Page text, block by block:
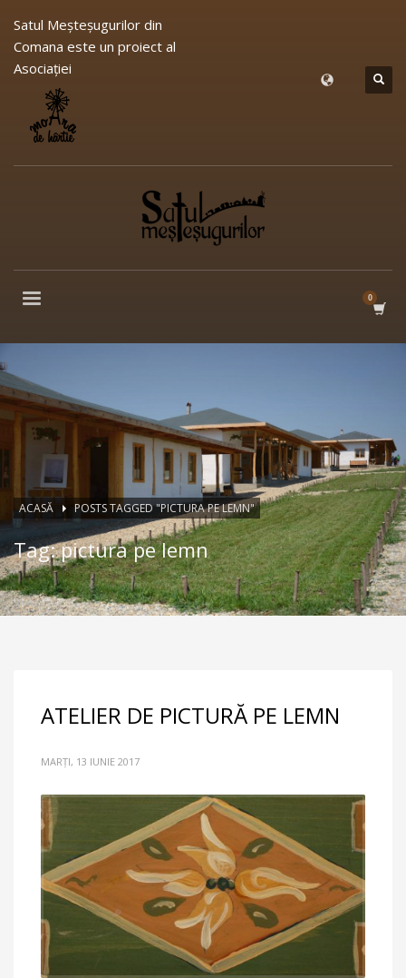
Satul Meşteşugurilor din
Comana este un proiect al
Asociației
ACASĂ POSTS TAGGED "PICTURA PE LEMN"
Tag: pictura pe lemn
ATELIER DE PICTURĂ PE LEMN
MARȚI, 13 IUNIE 2017